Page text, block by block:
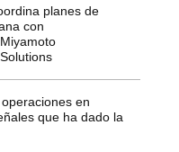
planes de
con
en
que ha dado la